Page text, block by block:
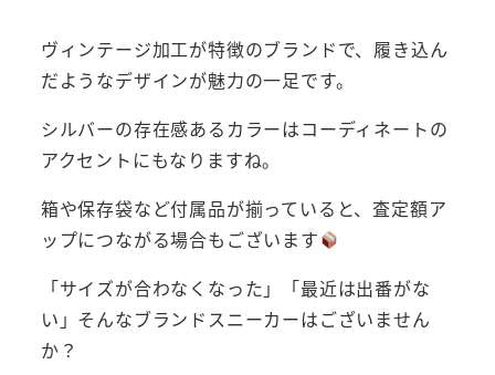
ヴィンテージ加工が特徴のブランドで、履き込ん
だようなデザインが魅力の一足です。
シルバーの存在感あるカラーはコーディネートの
アクセントにもなりますね。
箱や保存袋など付属品が揃っていると、査定額ア
ップにつながる場合もございます
「サイズが合わなくなった」「最近は出番がな
い」そんなブランドスニーカーはございません
か？